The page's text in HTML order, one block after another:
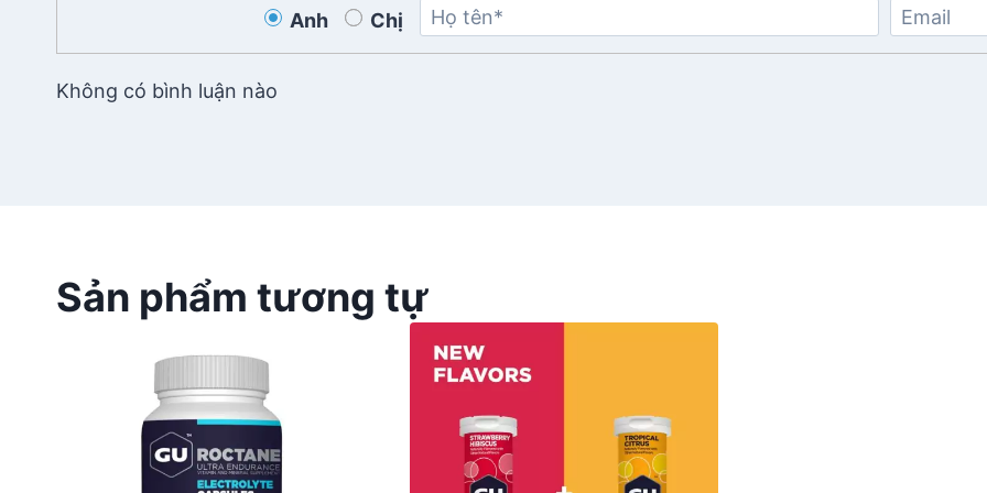
Anh Chị
Không có bình luận nào
Sản phẩm tương tự